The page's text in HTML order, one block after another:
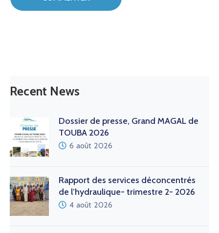
Recent News
Dossier de presse, Grand MAGAL de
TOUBA 2026
6 août 2026
Rapport des services déconcentrés
de l’hydraulique- trimestre 2- 2026
4 août 2026